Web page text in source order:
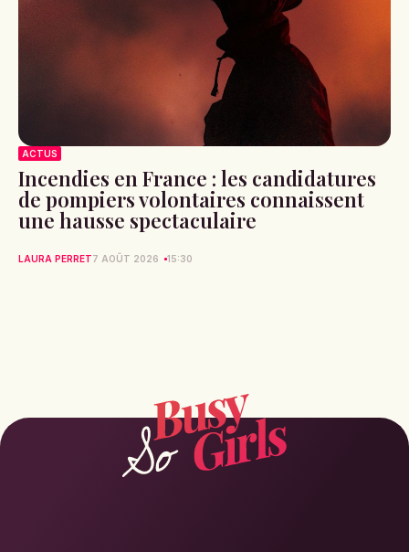
ACTUS
Incendies en France : les candidatures
de pompiers volontaires connaissent
une hausse spectaculaire
LAURA PERRET7 AOÛT 2026 15:30